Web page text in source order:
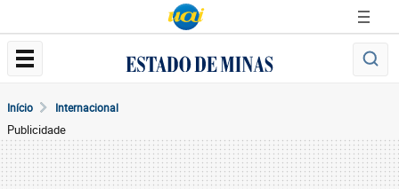
Início Internacional
Publicidade